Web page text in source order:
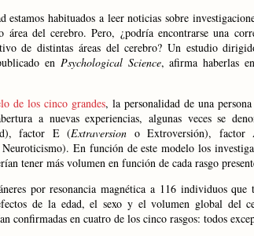
estamos habituados a leer noticias sobre
área del cerebro. Pero, ¿podría encontrarse una
de distintas áreas del cerebro? Un estudio
en Psychological Science, afirma haberlas
de los cinco grandes, la personalidad de una
a nuevas experiencias, algunas veces se
factor E (Extraversion o Extroversión),
En función de este modelo los
tener más volumen en función de cada rasgo
por resonancia magnética a 116 individuos
de la edad, el sexo y el volumen global del
confirmadas en cuatro de los cinco rasgos: todos